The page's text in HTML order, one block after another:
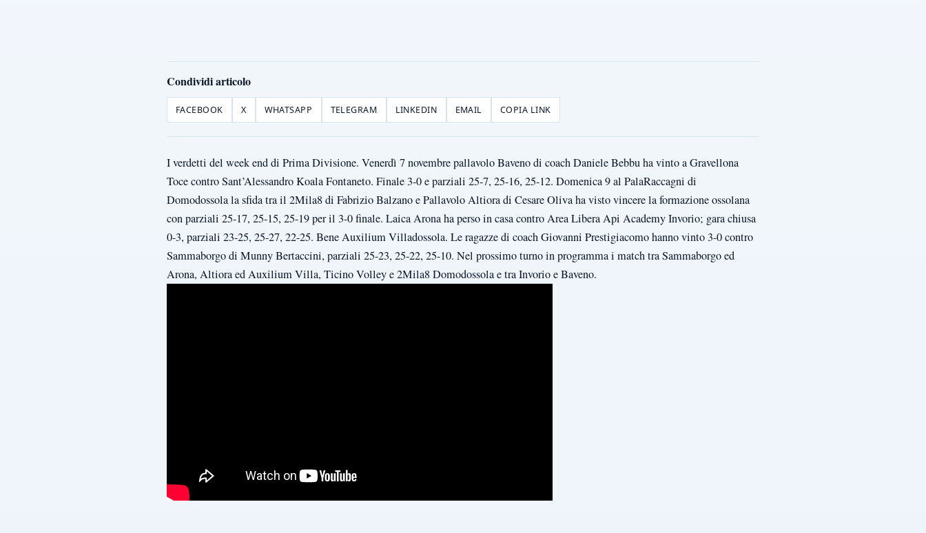
Condividi articolo
FACEBOOK X WHATSAPP TELEGRAM LINKEDIN EMAIL COPIA LINK
I verdetti del week end di Prima Divisione. Venerdì 7 novembre pallavolo Baveno di coach Daniele Bebbu ha vinto a Gravellona
Toce contro Sant’Alessandro Koala Fontaneto. Finale 3-0 e parziali 25-7, 25-16, 25-12. Domenica 9 al PalaRaccagni di
Domodossola la sfida tra il 2Mila8 di Fabrizio Balzano e Pallavolo Altiora di Cesare Oliva ha visto vincere la formazione ossolana
con parziali 25-17, 25-15, 25-19 per il 3-0 finale. Laica Arona ha perso in casa contro Area Libera Api Academy Invorio; gara chiusa
0-3, parziali 23-25, 25-27, 22-25. Bene Auxilium Villadossola. Le ragazze di coach Giovanni Prestigiacomo hanno vinto 3-0 contro
Sammaborgo di Munny Bertaccini, parziali 25-23, 25-22, 25-10. Nel prossimo turno in programma i match tra Sammaborgo ed
Arona, Altiora ed Auxilium Villa, Ticino Volley e 2Mila8 Domodossola e tra Invorio e Baveno.